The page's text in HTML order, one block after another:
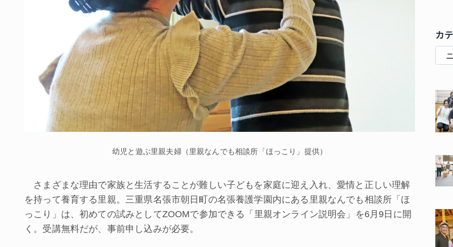
幼児と遊ぶ里親夫婦（里親なんでも相談所「ほっこり」提供）
さまざまな理由で家族と生活することが難しい子どもを家庭に迎え入れ、愛情と正しい理解
を持って養育する里親。三重県名張市朝日町の名張養護学園内にある里親なんでも相談所「ほ
っこり」は、初めての試みとしてZOOMで参加できる「里親オンライン説明会」を6月9日に開
く。受講無料だが、事前申し込みが必要。
カ